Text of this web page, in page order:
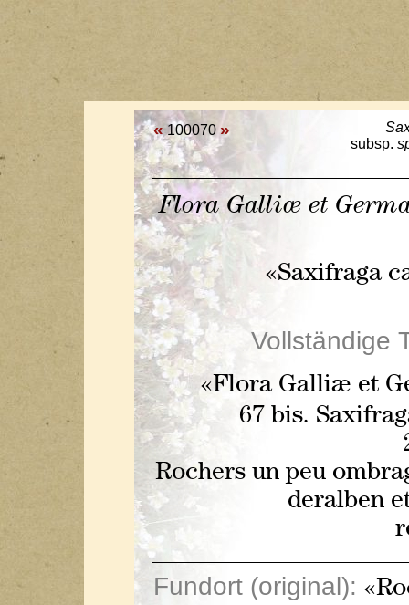
« 100070 »
subsp.
Flora Galliæ et
«Saxifraga
Vollständige
«Flora Galliæ et
67 bis.
Rochers un peu
deralben
Fundort (original):